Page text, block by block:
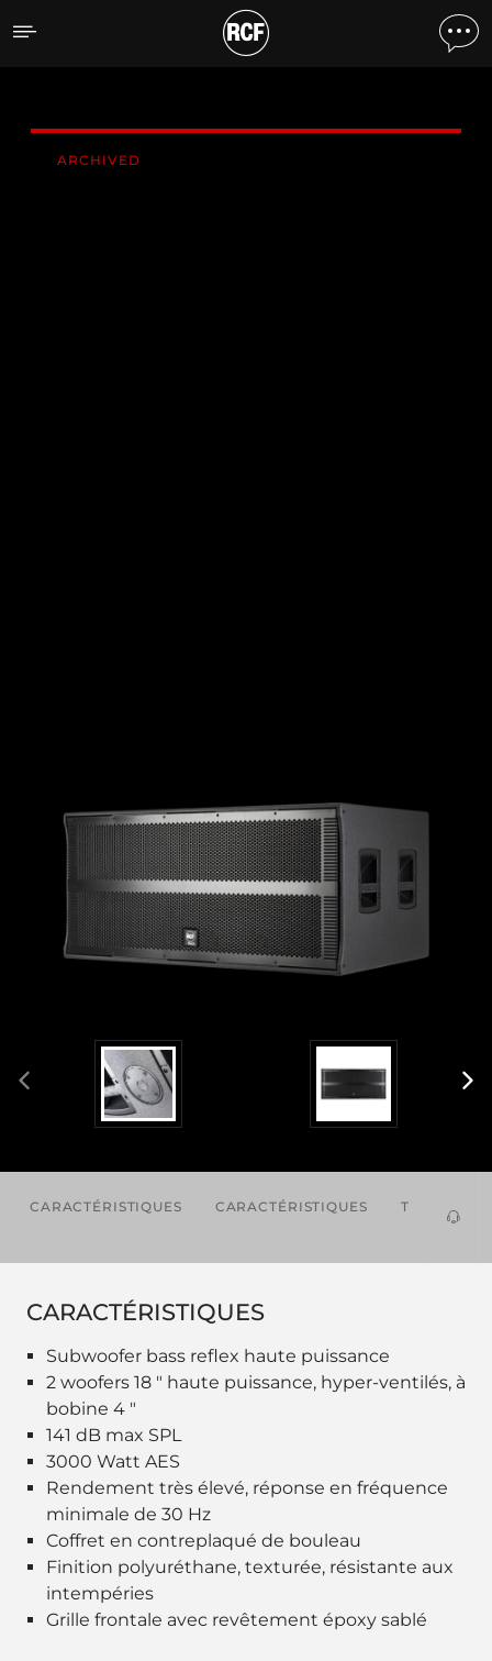
V 218-S SUBWOOFER
ARCHIVED
CARACTÉRISTIQUES CARACTÉRISTIQUES
CARACTÉRISTIQUES
Subwoofer bass reflex haute puissance
2 woofers 18 " haute puissance, hyper-ventilés, à
bobine 4 "
141 dB max SPL
3000 Watt AES
Rendement très élevé, réponse en fréquence
minimale de 30 Hz
Coffret en contreplaqué de bouleau
Finition polyuréthane, texturée, résistante aux
intempéries
Grille frontale avec revêtement époxy sablé